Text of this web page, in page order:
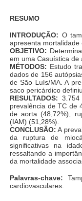
RESUMO
INTRODUÇÃO: O
apresenta mortalidade
OBJETIVO:
em uma Casuística de
MÉTODOS: Estudo
dados de 156
de São Luís/MA. A
saco pericárdico
RESULTADOS:
prevalência de TC de
de aorta (48,72%),
(IAM) (51,28%).
CONCLUSÃO: A
da ruptura de
significativas na
ressaltando a
da mortalidade
Palavras-chave:
cardiovasculares.